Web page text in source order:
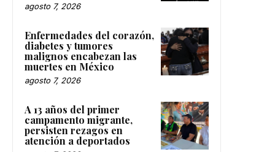
agosto 7, 2026
Enfermedades del corazón,
diabetes y tumores
malignos encabezan las
muertes en México
agosto 7, 2026
A 13 años del primer
campamento migrante,
persisten rezagos en
atención a deportados